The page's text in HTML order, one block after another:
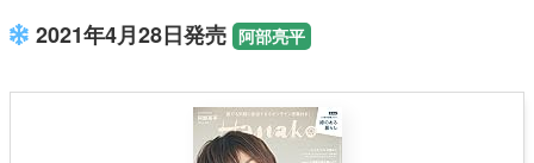
2021年4月28日発売 阿部亮平